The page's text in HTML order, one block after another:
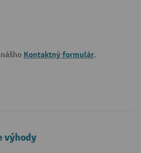
Kontaktný formulár.
výhody